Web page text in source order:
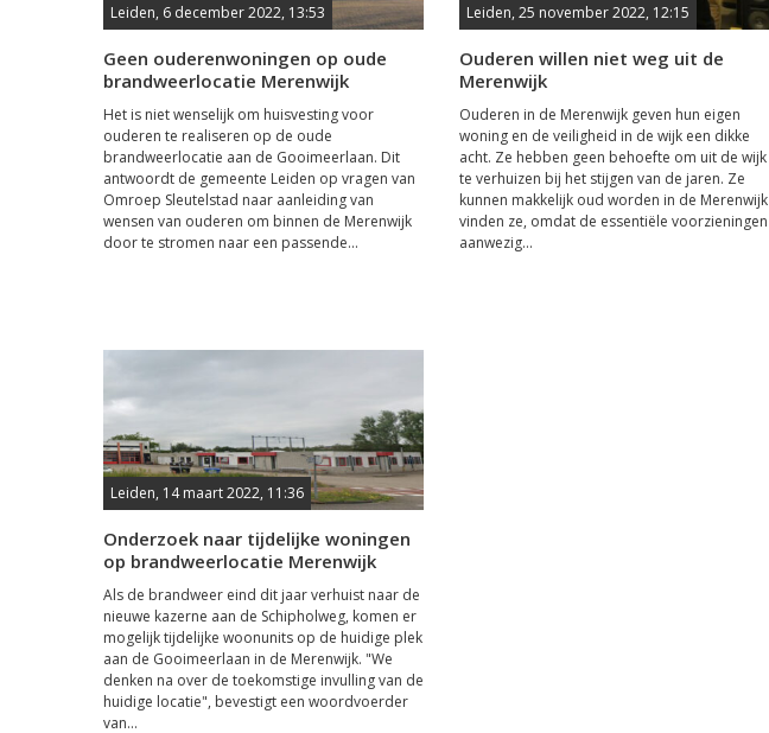
Leiden, 6 december 2022, 13:53
Geen ouderenwoningen op oude
brandweerlocatie Merenwijk
Het is niet wenselijk om huisvesting voor
ouderen te realiseren op de oude
brandweerlocatie aan de Gooimeerlaan. Dit
antwoordt de gemeente Leiden op vragen van
Omroep Sleutelstad naar aanleiding van
wensen van ouderen om binnen de Merenwijk
door te stromen naar een passende...
Leiden, 25 november 2022, 12:15
Ouderen willen niet weg uit de
Merenwijk
Ouderen in de Merenwijk geven hun eigen
woning en de veiligheid in de wijk een dikke
acht. Ze hebben geen behoefte om uit de wijk
te verhuizen bij het stijgen van de jaren. Ze
kunnen makkelijk oud worden in de Merenwijk
vinden ze, omdat de essentiële voorzieningen
aanwezig...
Leiden, 14 maart 2022, 11:36
Onderzoek naar tijdelijke woningen
op brandweerlocatie Merenwijk
Als de brandweer eind dit jaar verhuist naar de
nieuwe kazerne aan de Schipholweg, komen er
mogelijk tijdelijke woonunits op de huidige plek
aan de Gooimeerlaan in de Merenwijk. "We
denken na over de toekomstige invulling van de
huidige locatie", bevestigt een woordvoerder
van...